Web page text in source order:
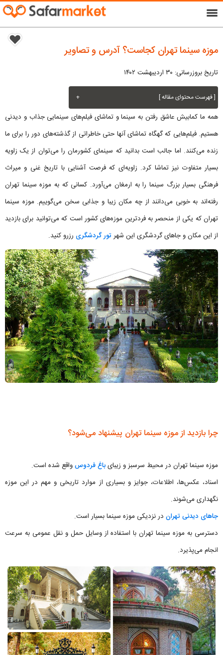
menu
موزه سینما تهران کجاست؟ آدرس و تصاویر
تاریخ بروزرسانی: ۳۰ اردیبهشت ۱۴۰۲
[ فهرست محتوای مقاله ] +
همه ما کمابیش عاشق رفتن به سینما و تماشای فیلم‌های سینمایی جذاب و دیدنی
هستیم. فیلم‌هایی که گهگاه تماشای آنها حتی خاطراتی از گذشته‌های دور را برای ما
زنده می‌کنند. اما جالب است بدانید که سینمای کشورمان را می‌توان از یک زاویه
بسیار متفاوت نیز تماشا کرد. زاویه‌ای که فرصت آشنایی با تاریخ غنی و میراث
فرهنگی بسیار بزرگ سینما را به ارمغان می‌آورد. کسانی که به موزه سینما تهران
رفته‌اند به خوبی می‌دانند از چه مکان زیبا و جذابی سخن می‌گوییم. موزه سینما
تهران که یکی از منحصر به فردترین موزه‌های کشور است که می‌توانید برای بازدید
از این مکان و جاهای گردشگری این شهرتور گردشگری رزرو کنید.
چرا بازدید از موزه سینما تهران پیشنهاد می‌شود؟
موزه سینما تهران در محیط سرسبز و زیبایباغ فردوسواقع شده است.
اسناد، عکس‌ها، اطلاعات، جوایز و بسیاری از موارد تاریخی و مهم در این موزه
نگهداری می‌شوند.
جاهای دیدنی تهران در نزدیکی موزه سینما بسیار است.
دسترسی به موزه سینما تهران با استفاده از وسایل حمل و نقل عمومی به سرعت
انجام می‌پذیرد.